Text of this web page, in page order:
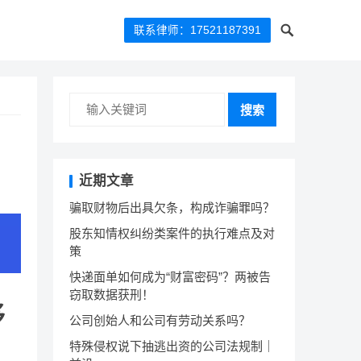
联系律师：17521187391
搜索
近期文章
骗取财物后出具欠条，构成诈骗罪吗？
股东知情权纠纷类案件的执行难点及对
策
快递面单如何成为“财富密码”？两被告
窃取数据获刑！
公司创始人和公司有劳动关系吗？
特殊侵权说下抽逃出资的公司法规制｜